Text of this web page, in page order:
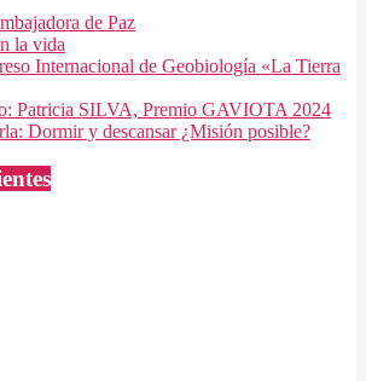
de Paz
la vida
Internacional de Geobiología «La Tierra
Patricia SILVA, Premio GAVIOTA 2024
Dormir y descansar ¿Misión posible?